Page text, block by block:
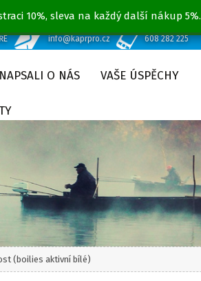
10%, sleva na každý další nákup 5%.
info@kaprpro.cz 608 282 225
NAPSALI O NÁS VAŠE ÚSPĚCHY
(boilies aktivní bílé)